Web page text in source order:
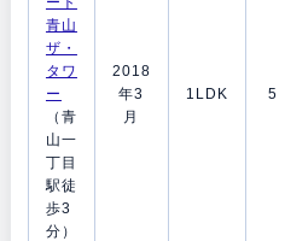
青山
ザ・
タワ
ー
（青
山一
丁目
駅徒
歩3
分）
2018
年3
月
1LDK 5